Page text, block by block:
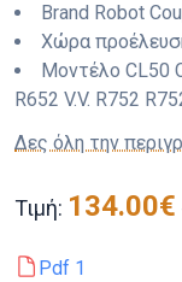
Brand Robot
Χώρα
Μοντέλο CL50
R652 V.V. R752
Δες όλη την
Τιμή: 134.00€
Pdf 1